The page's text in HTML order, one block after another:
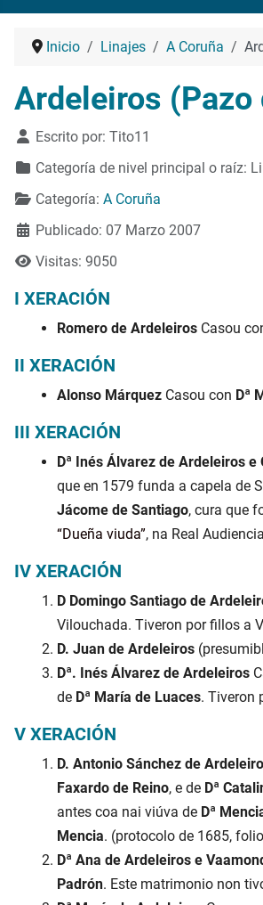
Inicio Linajes A Coruña
Ardeleiros (Pazo
Detalles
Escrito por: Tito11
Categoría de nivel principal o raíz:
Categoría: A Coruña
Publicado: 07 Marzo 2007
Visitas: 9050
I XERACIÓN
Romero de Ardeleiros Casou
II XERACIÓN
Alonso Márquez Casou con Dª
III XERACIÓN
Dª Inés Álvarez de Ardeleiros e
que en 1579 funda a capela de
Jácome de Santiago, cura que
Dueña viuda , na Real
IV XERACIÓN
D Domingo Santiago de
Vilouchada. Tiveron por fillos a
D. Juan de Ardeleiros
Dª. Inés Álvarez de Ardeleiros
de Dª María de Luaces. Tiveron
V XERACIÓN
D. Antonio Sánchez de
Faxardo de Reino, e de Dª
antes coa nai viúva de Dª
Mencia. (protocolo de 1685,
Dª Ana de Ardeleiros e
Padrón. Este matrimonio non